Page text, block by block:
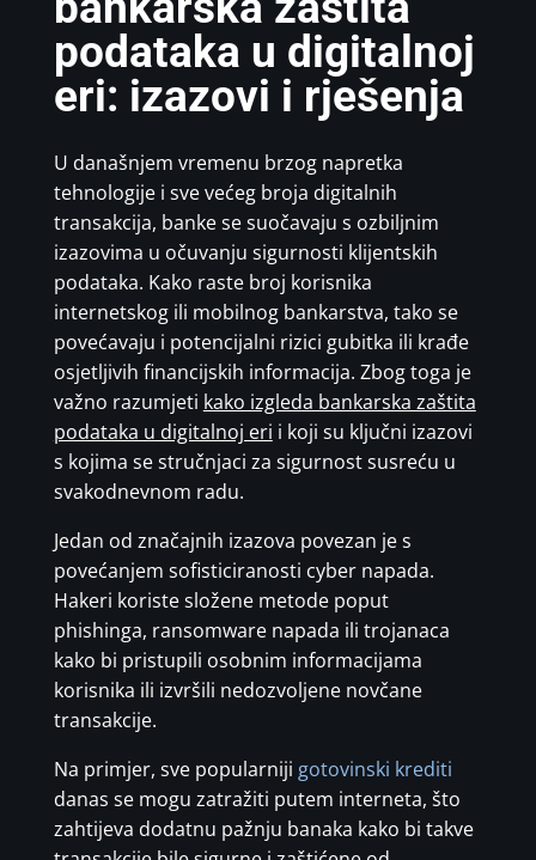
podataka u digitalnoj
eri: izazovi i rješenja
U današnjem vremenu brzog napretka
tehnologije i sve većeg broja digitalnih
transakcija, banke se suočavaju s ozbiljnim
izazovima u očuvanju sigurnosti klijentskih
podataka. Kako raste broj korisnika
internetskog ili mobilnog bankarstva, tako se
povećavaju i potencijalni rizici gubitka ili krađe
osjetljivih financijskih informacija. Zbog toga je
važno razumjeti kako izgleda bankarska zaštita
podataka u digitalnoj eri i koji su ključni izazovi
s kojima se stručnjaci za sigurnost susreću u
svakodnevnom radu.
Jedan od značajnih izazova povezan je s
povećanjem sofisticiranosti cyber napada.
Hakeri koriste složene metode poput
phishinga, ransomware napada ili trojanaca
kako bi pristupili osobnim informacijama
korisnika ili izvršili nedozvoljene novčane
transakcije.
Na primjer, sve popularniji gotovinski krediti
danas se mogu zatražiti putem interneta, što
zahtijeva dodatnu pažnju banaka kako bi takve